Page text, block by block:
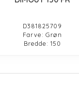
D381825709
Farve: Grøn
Bredde: 150